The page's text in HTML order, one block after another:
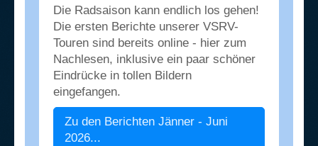
Die Radsaison kann endlich los gehen!
Die ersten Berichte unserer VSRV-
Touren sind bereits online - hier zum
Nachlesen, inklusive ein paar schöner
Eindrücke in tollen Bildern
eingefangen.
Zu den Berichten Jänner - Juni
2026...